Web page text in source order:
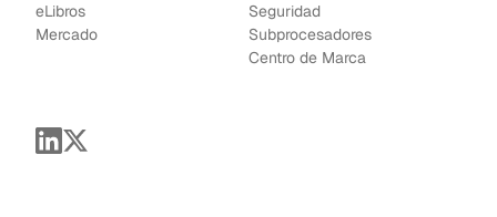
eLibros
Mercado
Seguridad
Subprocesadores
Centro de Marca